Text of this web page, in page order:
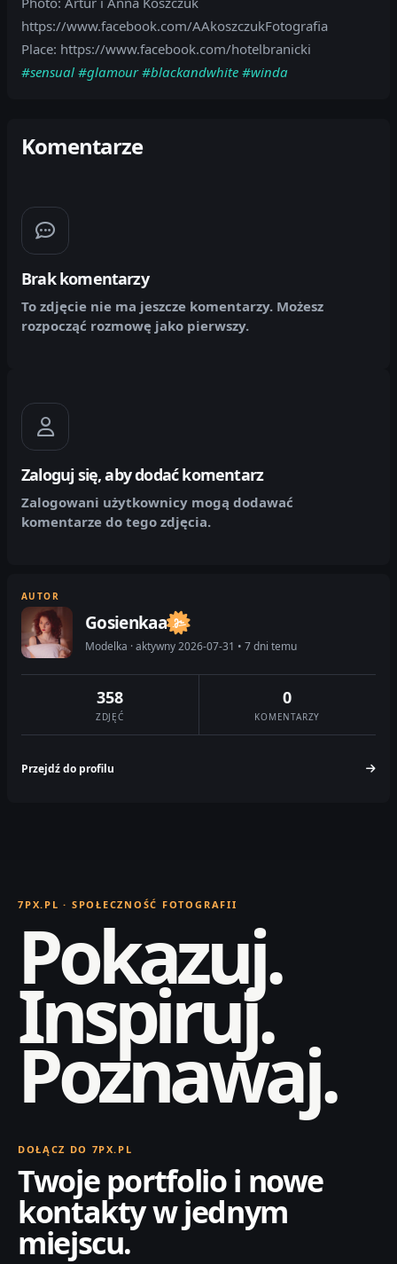
https://www.facebook.com/AAkoszczukFotografia
Place: https://www.facebook.com/hotelbranicki
#sensual #glamour #blackandwhite #winda
Komentarze
Brak komentarzy
To zdjęcie nie ma jeszcze komentarzy. Możesz
rozpocząć rozmowę jako pierwszy.
Zaloguj się, aby dodać komentarz
Zalogowani użytkownicy mogą dodawać
komentarze do tego zdjęcia.
AUTOR
Gosienkaa
Modelka · aktywny 2026-07-31 • 7 dni temu
358
ZDJĘĆ
0
KOMENTARZY
Przejdź do profilu
7PX.PL · SPOŁECZNOŚĆ FOTOGRAFII
Pokazuj.
Inspiruj.
Poznawaj.
DOŁĄCZ DO 7PX.PL
Twoje portfolio i nowe
kontakty w jednym
miejscu.